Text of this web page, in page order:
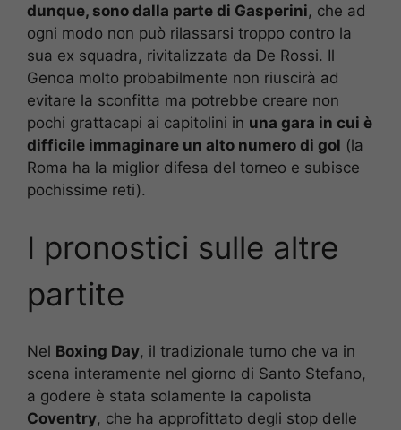
dunque, sono dalla parte di Gasperini, che ad
ogni modo non può rilassarsi troppo contro la
sua ex squadra, rivitalizzata da De Rossi. Il
Genoa molto probabilmente non riuscirà ad
evitare la sconfitta ma potrebbe creare non
pochi grattacapi ai capitolini in una gara in cui è
difficile immaginare un alto numero di gol (la
Roma ha la miglior difesa del torneo e subisce
pochissime reti).
I pronostici sulle altre
partite
Nel Boxing Day, il tradizionale turno che va in
scena interamente nel giorno di Santo Stefano,
a godere è stata solamente la capolista
Coventry, che ha approfittato degli stop delle